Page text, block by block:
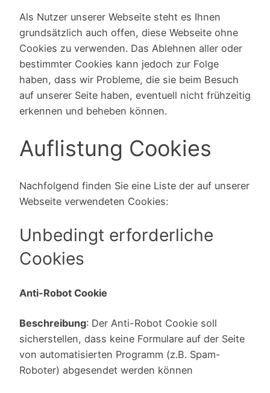
Als Nutzer unserer Webseite steht es Ihnen
grundsätzlich auch offen, diese Webseite ohne
Cookies zu verwenden. Das Ablehnen aller oder
bestimmter Cookies kann jedoch zur Folge
haben, dass wir Probleme, die sie beim Besuch
auf unserer Seite haben, eventuell nicht frühzeitig
erkennen und beheben können.
Auflistung Cookies
Nachfolgend finden Sie eine Liste der auf unserer
Webseite verwendeten Cookies:
Unbedingt erforderliche
Cookies
Anti-Robot Cookie
Beschreibung: Der Anti-Robot Cookie soll
sicherstellen, dass keine Formulare auf der Seite
von automatisierten Programm (z.B. Spam-
Roboter) abgesendet werden können